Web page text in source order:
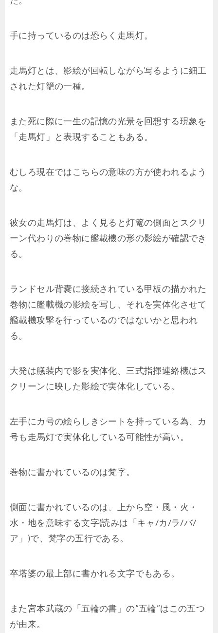
手に持っているのは恐らく走馬灯。
走馬灯とは、影絵が回転しながら写るように細工
された灯籠の一種。
また死に際に一生の記憶の光景を回想する現象を
「走馬灯」と表現することもある。
むしろ現在ではこちらの意味の方が使われるよう
な。
彼女の走馬灯は、よく見ると灯篭の側面とスクリ
ーン代わりの巻物に艦載機の形の影絵が確認でき
る。
ランドセル背嚢に接続されている甲板の描かれた
巻物に艦載機の影絵を写し、それを実体化させて
艦載機攻撃を行っているのではないかと思われ
る。
大発は艤装内で影を実体化、三式指揮連絡機はス
クリーンに映した影絵で実体化している。
左手にカ号の絵らしきシートを持っている為、カ
号も走馬灯で実体化している可能性が高い。
巻物に書かれているのは梵字。
側面に書かれているのは、上から空・風・火・
水・地を意味する文字(読みは「キャ/カ/ラ/バ/
ア」)で、梵字の五行である。
卒塔婆の最上部に書かれる文字でもある。
また宮本武蔵の「五輪の書」の“五輪”はこの五つ
が由来。